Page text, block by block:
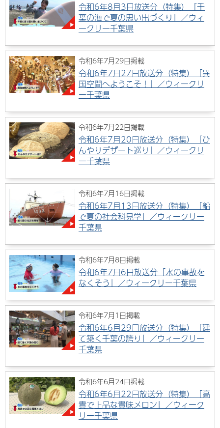
令和6年8月3日放送分（特集）「千
葉の海で夏の思い出づくり」／ウィ
ークリー千葉県
令和6年7月29日掲載
令和6年7月27日放送分（特集）「異
国空間へようこそ！」／ウィークリ
ー千葉県
令和6年7月22日掲載
令和6年7月20日放送分（特集）「ひ
んやりデザート巡り」／ウィークリ
ー千葉県
令和6年7月16日掲載
令和6年7月13日放送分（特集）「船
で夏の社会科見学」／ウィークリー
千葉県
令和6年7月8日掲載
令和6年7月6日放送分「水の事故を
なくそう」／ウィークリー千葉県
令和6年7月1日掲載
令和6年6月29日放送分（特集）「建
て築く千葉の誇り」／ウィークリー
千葉県
令和6年6月24日掲載
令和6年6月22日放送分（特集）「高
貴で上品な貴味メロン」／ウィーク
リー千葉県